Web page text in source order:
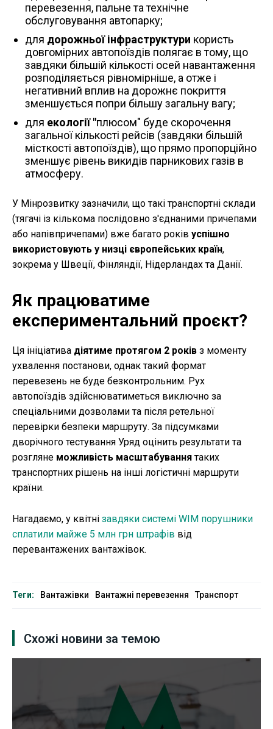
перевезення, пальне та технічне
обслуговування автопарку;
для дорожньої інфраструктури користь
довгомірних автопоїздів полягає в тому, що
завдяки більшій кількості осей навантаження
розподіляється рівномірніше, а отже і
негативний вплив на дорожнє покриття
зменшується попри більшу загальну вагу;
для екології "плюсом" буде скорочення
загальної кількості рейсів (завдяки більшій
місткості автопоїздів), що прямо пропорційно
зменшує рівень викидів парникових газів в
атмосферу.
У Мінрозвитку зазначили, що такі транспортні склади
(тягачі із кількома послідовно з'єднаними причепами
або напівпричепами) вже багато років успішно
використовують у низці європейських країн,
зокрема у Швеції, Фінляндії, Нідерландах та Данії.
Як працюватиме
експериментальний проєкт?
Ця ініціатива діятиме протягом 2 років з моменту
ухвалення постанови, однак такий формат
перевезень не буде безконтрольним. Рух
автопоїздів здійснюватиметься виключно за
спеціальними дозволами та після ретельної
перевірки безпеки маршруту. За підсумками
дворічного тестування Уряд оцінить результати та
розгляне можливість масштабуваннятаких
транспортних рішень на інші логістичні маршрути
країни.
Нагадаємо, у квітні завдяки системі WIM порушники
сплатили майже 5 млн грн штрафів від
перевантажених вантажівок.
Теги: Вантажівки Вантажні перевезення Транспорт
Схожі новини за темою